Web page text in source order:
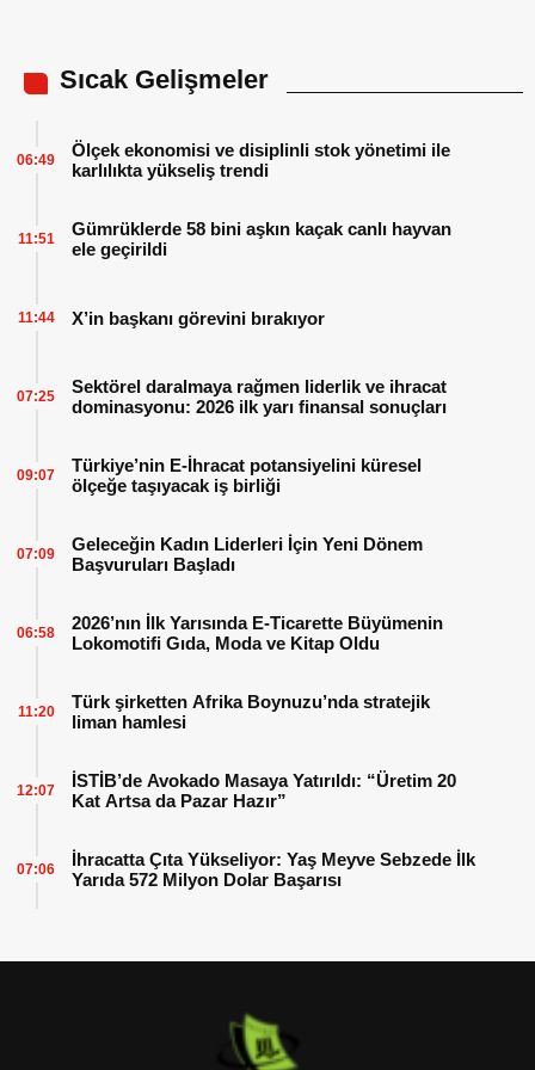
Sıcak Gelişmeler
Ölçek ekonomisi ve disiplinli stok yönetimi ile
karlılıkta yükseliş trendi
06:49
Gümrüklerde 58 bini aşkın kaçak canlı hayvan
ele geçirildi
11:51
X’in başkanı görevini bırakıyor
11:44
Sektörel daralmaya rağmen liderlik ve ihracat
dominasyonu: 2026 ilk yarı finansal sonuçları
07:25
Türkiye’nin E-İhracat potansiyelini küresel
ölçeğe taşıyacak iş birliği
09:07
Geleceğin Kadın Liderleri İçin Yeni Dönem
Başvuruları Başladı
07:09
2026’nın İlk Yarısında E-Ticarette Büyümenin
Lokomotifi Gıda, Moda ve Kitap Oldu
06:58
Türk şirketten Afrika Boynuzu’nda stratejik
liman hamlesi
11:20
İSTİB’de Avokado Masaya Yatırıldı: “Üretim 20
Kat Artsa da Pazar Hazır”
12:07
İhracatta Çıta Yükseliyor: Yaş Meyve Sebzede İlk
Yarıda 572 Milyon Dolar Başarısı
07:06